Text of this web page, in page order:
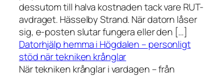
dessutom till halva kostnaden tack vare RUT-
avdraget. Hässelby Strand. När datorn låser
sig, e-posten slutar fungera eller den […]
Datorhjälp hemma i Högdalen – personligt
stöd när tekniken krånglar
När tekniken krånglar i vardagen – från